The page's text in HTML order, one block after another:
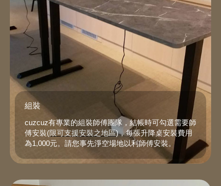
組裝
cuzcuz有專業的組裝師傅團隊，結帳時可勾選需要師
傅安裝(限可支援安裝之地區)，每張升降桌安裝費用
為1,000元。請您事先淨空場地以利師傅安裝。